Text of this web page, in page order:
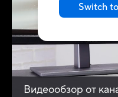
Switch
Видеообзор от